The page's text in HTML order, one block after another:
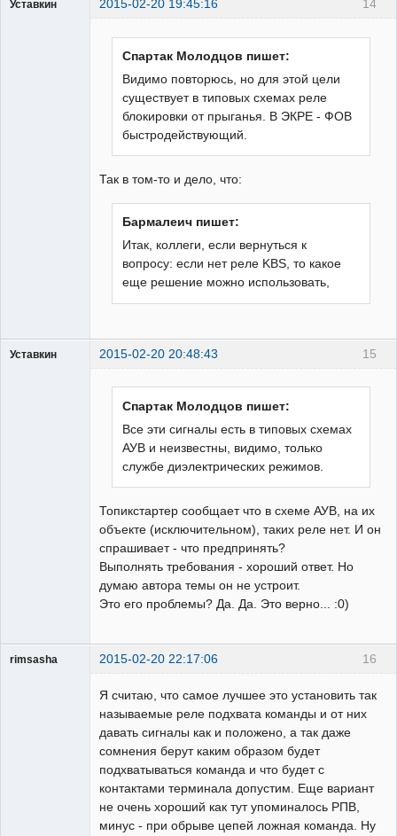
14
Уставкин 2015-02-20 19:45:16
Спартак Молодцов пишет:
Видимо повторюсь, но для этой цели
существует в типовых схемах реле
блокировки от прыганья. В ЭКРЕ - ФОВ
быстродействующий.
Так в том-то и дело, что:
Бармалеич пишет:
Итак, коллеги, если вернуться к
вопросу: если нет реле KBS, то какое
еще решение можно использовать,
15
Уставкин 2015-02-20 20:48:43
Спартак Молодцов пишет:
Все эти сигналы есть в типовых схемах
АУВ и неизвестны, видимо, только
службе диэлектрических режимов.
Топикстартер сообщает что в схеме АУВ, на их
объекте (исключительном), таких реле нет. И он
спрашивает - что предпринять?
Выполнять требования - хороший ответ. Но
думаю автора темы он не устроит.
Это его проблемы? Да. Да. Это верно... :0)
16
rimsasha 2015-02-20 22:17:06
Я считаю, что самое лучшее это установить так
называемые реле подхвата команды и от них
давать сигналы как и положено, а так даже
сомнения берут каким образом будет
подхватываться команда и что будет с
контактами терминала допустим. Еще вариант
не очень хороший как тут упоминалось РПВ,
минус - при обрыве цепей ложная команда. Ну